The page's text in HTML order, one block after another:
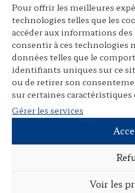
Pour offrir les meilleures
technologies telles que les
accéder aux informations
consentir à ces technologies
données telles que le
identifiants uniques sur ce
ou de retirer son
sur certaines
Gérer les services
Voir les
droits de l’homme et le
, 1992